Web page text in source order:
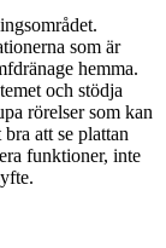
som är
hemma.
och stödja
rörelser som kan
att se plattan
funktioner, inte